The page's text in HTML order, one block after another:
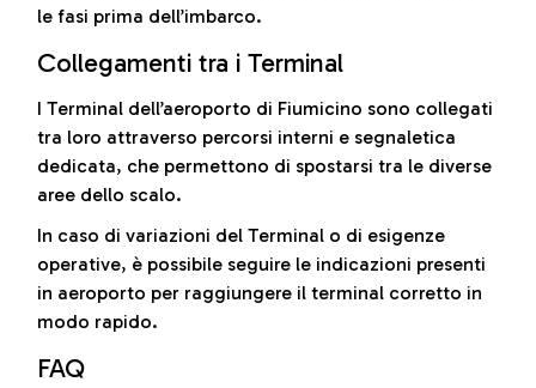
le fasi prima dell’imbarco.
Collegamenti tra i Terminal
I Terminal dell’aeroporto di Fiumicino sono collegati
tra loro attraverso percorsi interni e segnaletica
dedicata, che permettono di spostarsi tra le diverse
aree dello scalo.
In caso di variazioni del Terminal o di esigenze
operative, è possibile seguire le indicazioni presenti
in aeroporto per raggiungere il terminal corretto in
modo rapido.
FAQ